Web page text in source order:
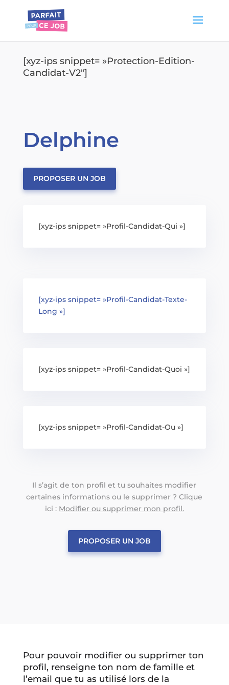
[xyz-ips snippet= »Protection-Edition-
Candidat-V2″]
Delphine
PROPOSER UN JOB
[xyz-ips snippet= »Profil-Candidat-Qui »]
[xyz-ips snippet= »Profil-Candidat-Texte-
Long »]
[xyz-ips snippet= »Profil-Candidat-Quoi »]
[xyz-ips snippet= »Profil-Candidat-Ou »]
Il s’agit de ton profil et tu souhaites modifier
certaines informations ou le supprimer ? Clique
ici : Modifier ou supprimer mon profil.
PROPOSER UN JOB
Pour pouvoir modifier ou supprimer ton
profil, renseigne ton nom de famille et
l’email que tu as utilisé lors de la